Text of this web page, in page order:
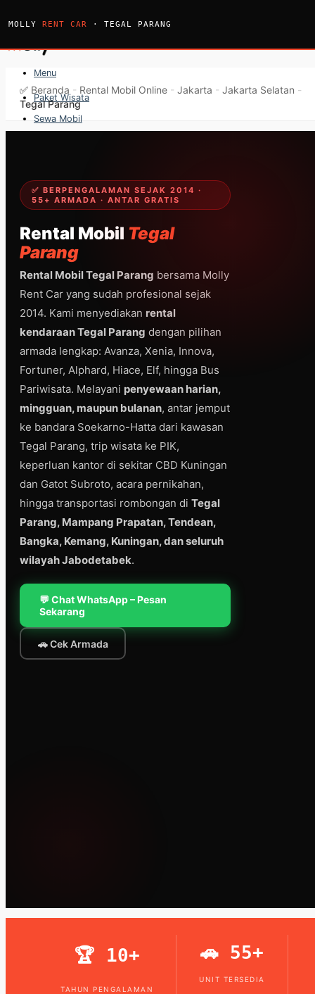
to
Menu
Paket Wisata
Sewa Mobil
Sewa Hiace
Hubungi
Hubungi
MOLLY RENT CAR · TEGAL PARANG
✅ Beranda - Rental Mobil Online - Jakarta - Jakarta Selatan -
Tegal Parang
✅ BERPENGALAMAN SEJAK 2014 ·
55+ ARMADA · ANTAR GRATIS
Rental Mobil Tegal
Parang
Rental Mobil Tegal Parang bersama Molly
Rent Car yang sudah profesional sejak
2014. Kami menyediakan rental
kendaraan Tegal Parang dengan pilihan
armada lengkap: Avanza, Xenia, Innova,
Fortuner, Alphard, Hiace, Elf, hingga Bus
Pariwisata. Melayani penyewaan harian,
mingguan, maupun bulanan, antar jemput
ke bandara Soekarno-Hatta dari kawasan
Tegal Parang, trip wisata ke PIK,
keperluan kantor di sekitar CBD Kuningan
dan Gatot Subroto, acara pernikahan,
hingga transportasi rombongan di Tegal
Parang, Mampang Prapatan, Tendean,
Bangka, Kemang, Kuningan, dan seluruh
wilayah Jabodetabek.
💬 Chat WhatsApp – Pesan
Sekarang
🚗 Cek Armada
🏆 10+
TAHUN PENGALAMAN
🚗 55+
UNIT TERSEDIA